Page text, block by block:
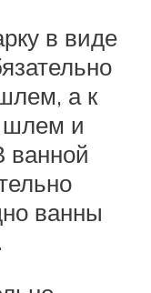
в виде
а к
шлем и
ванной
ванны